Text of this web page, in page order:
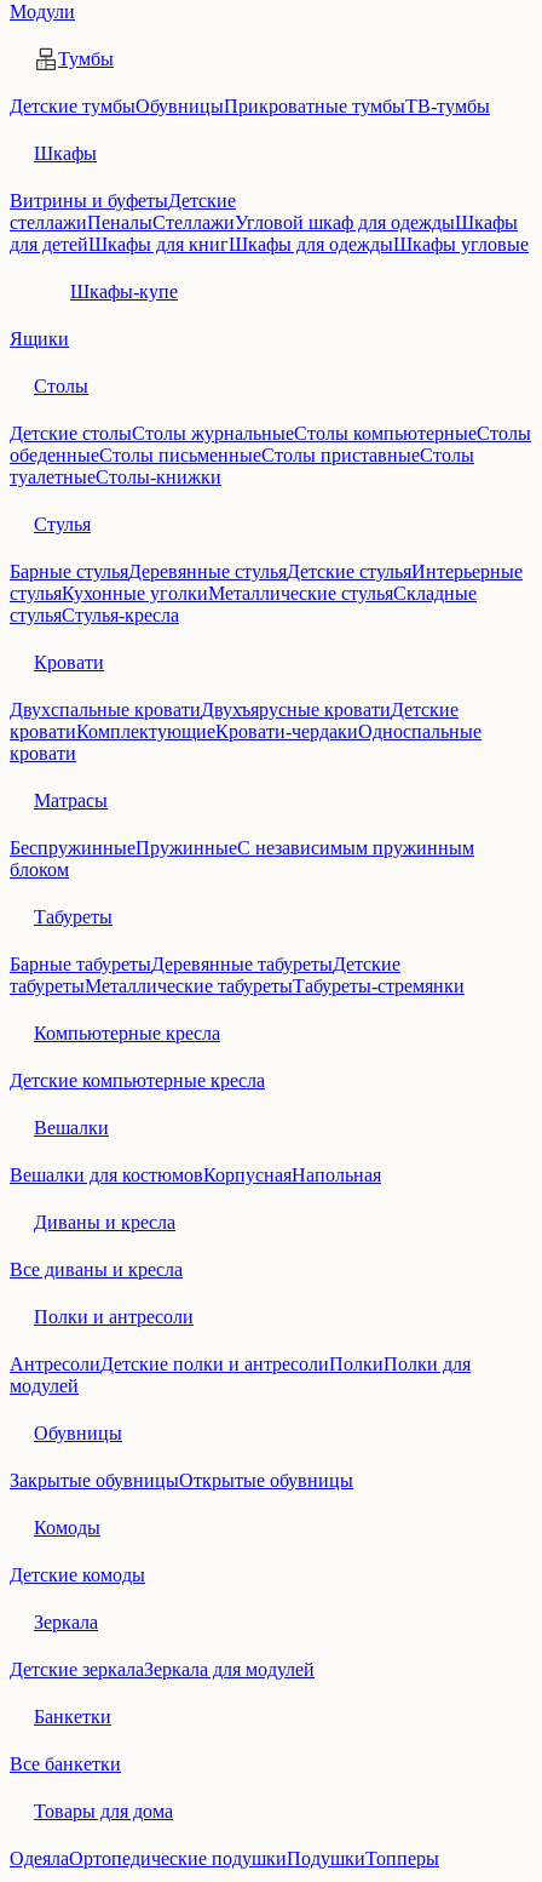
Модули
Тумбы
Детские тумбыОбувницыПрикроватные тумбыТВ-тумбы
Шкафы
Витрины и буфетыДетские
стеллажиПеналыСтеллажиУгловой шкаф для одеждыШкафы
для детейШкафы для книгШкафы для одеждыШкафы угловые
Шкафы-купе
Ящики
Столы
Детские столыСтолы журнальныеСтолы компьютерныеСтолы
обеденныеСтолы письменныеСтолы приставныеСтолы
туалетныеСтолы-книжки
Стулья
Барные стульяДеревянные стульяДетские стульяИнтерьерные
стульяКухонные уголкиМеталлические стульяСкладные
стульяСтулья-кресла
Кровати
Двухспальные кроватиДвухъярусные кроватиДетские
кроватиКомплектующиеКровати-чердакиОдноспальные
кровати
Матрасы
БеспружинныеПружинныеС независимым пружинным
блоком
Табуреты
Барные табуретыДеревянные табуретыДетские
табуретыМеталлические табуретыТабуреты-стремянки
Компьютерные кресла
Детские компьютерные кресла
Вешалки
Вешалки для костюмовКорпуснаяНапольная
Диваны и кресла
Все диваны и кресла
Полки и антресоли
АнтресолиДетские полки и антресолиПолкиПолки для
модулей
Обувницы
Закрытые обувницыОткрытые обувницы
Комоды
Детские комоды
Зеркала
Детские зеркалаЗеркала для модулей
Банкетки
Все банкетки
Товары для дома
ОдеялаОртопедические подушкиПодушкиТопперы